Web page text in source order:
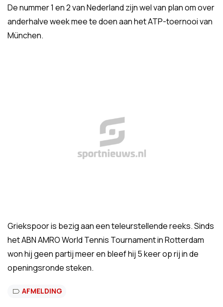
De nummer 1 en 2 van Nederland zijn wel van plan om over
anderhalve week mee te doen aan het ATP-toernooi van
München.
Griekspoor is bezig aan een teleurstellende reeks. Sinds
het ABN AMRO World Tennis Tournament in Rotterdam
won hij geen partij meer en bleef hij 5 keer op rij in de
openingsronde steken.
AFMELDING